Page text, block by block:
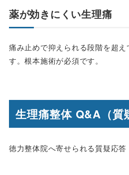
薬が効きにくい生理痛
痛み止めで抑えられる段階を超
す。根本施術が必須です。
生理痛整体 Q&A（質
徳力整体院へ寄せられる質疑応答